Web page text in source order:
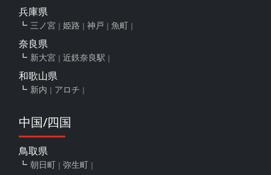
兵庫県
三ノ宮 姫路 神戸 魚町
奈良県
新大宮 近鉄奈良駅
和歌山県
新内 アロチ
中国/四国
鳥取県
朝日町 弥生町